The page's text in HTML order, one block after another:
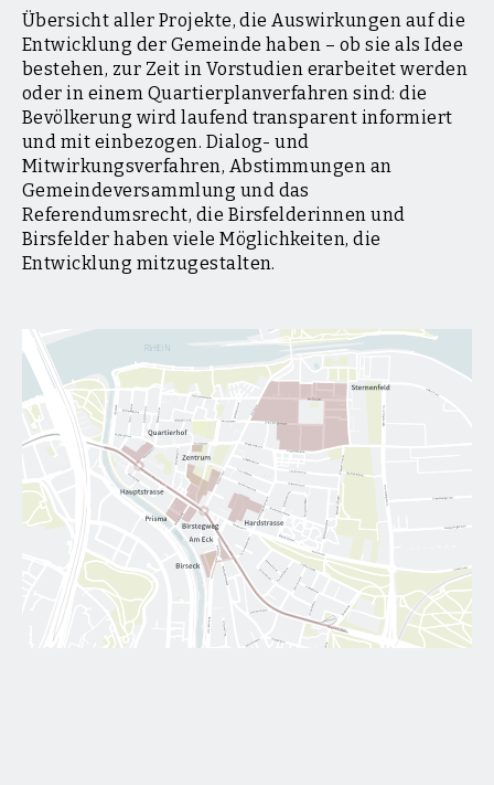
Übersicht aller Projekte, die Auswirkungen auf die
Entwicklung der Gemeinde haben – ob sie als Idee
bestehen, zur Zeit in Vorstudien erarbeitet werden
oder in einem Quartierplanverfahren sind: die
Bevölkerung wird laufend transparent informiert
und mit einbezogen. Dialog- und
Mitwirkungsverfahren, Abstimmungen an
Gemeindeversammlung und das
Referendumsrecht, die Birsfelderinnen und
Birsfelder haben viele Möglichkeiten, die
Entwicklung mitzugestalten.